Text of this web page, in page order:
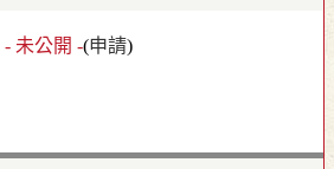
- 未公開 -(申請)